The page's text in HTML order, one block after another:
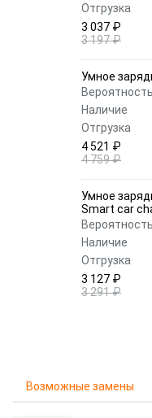
Отгрузка
3 037 ₽
3 197 ₽
Умное
Вероятность
Наличие
Отгрузка
4 521 ₽
4 759 ₽
Умное
Smart car
Вероятность
Наличие
Отгрузка
3 127 ₽
3 291 ₽
Возможные замены